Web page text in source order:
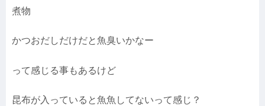
煮物
かつおだしだけだと魚臭いかなー
って感じる事もあるけど
昆布が入っていると魚魚してないって感じ？